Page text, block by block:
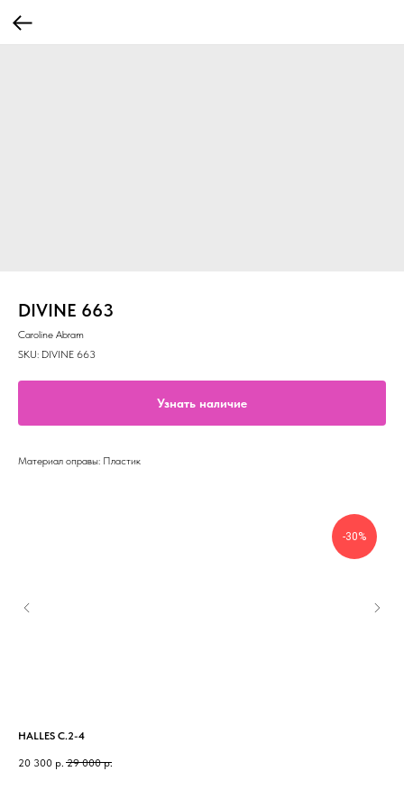
DIVINE 663
Caroline Abram
SKU: DIVINE 663
Узнать наличие
Материал оправы: Пластик
-30%
HALLES C.2-4
20 300 р. 29 000 р.